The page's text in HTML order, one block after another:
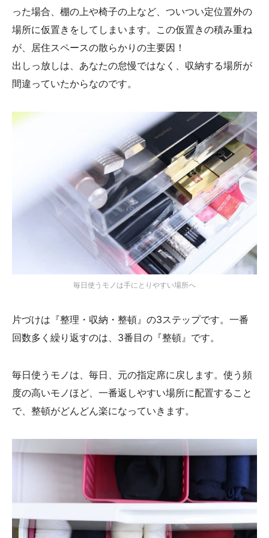
った場合、棚の上や椅子の上など、ついつい定位置外の
場所に仮置きをしてしまいます。この仮置きの積み重ね
が、居住スペースの散らかりの主要因！
出しっ放しは、あなたの怠慢ではなく、収納する場所が
間違っていたからなのです。
毎日使うモノは手にとりやすい場所へ
片づけは『整理・収納・整頓』の3ステップです。一番
回数多く繰り返すのは、3番目の『整頓』です。
毎日使うモノは、毎日、元の指定席に戻します。使う頻
度の高いモノほど、一番返しやすい場所に配置すること
で、整頓がどんどん楽になっていきます。